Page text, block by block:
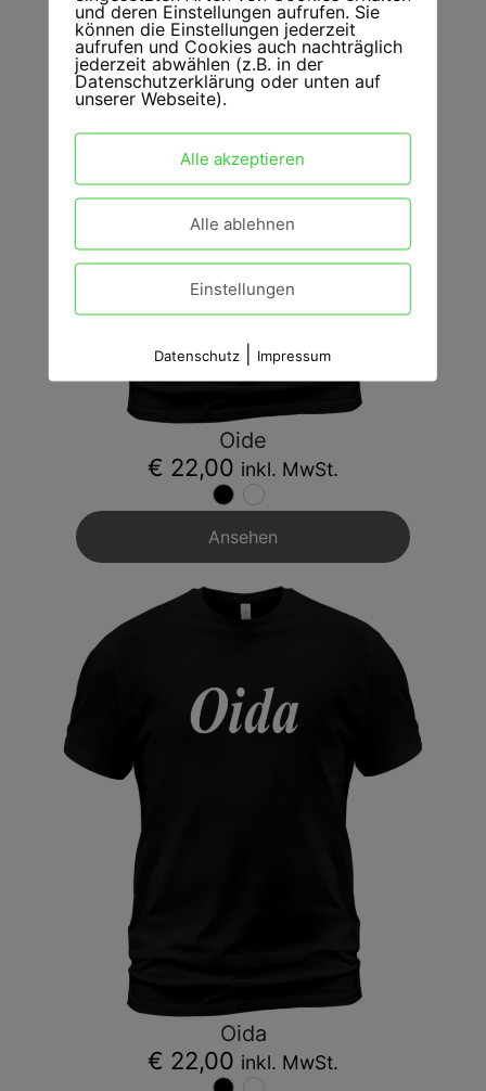
Oide
€ 22,00 inkl. MwSt.
Ansehen
Oida
€ 22,00 inkl. MwSt.
und deren Einstellungen aufrufen. Sie
können die Einstellungen jederzeit
aufrufen und Cookies auch nachträglich
jederzeit abwählen (z.B. in der
Datenschutzerklärung oder unten auf
unserer Webseite).
Alle akzeptieren
Alle ablehnen
Einstellungen
Datenschutz Impressum